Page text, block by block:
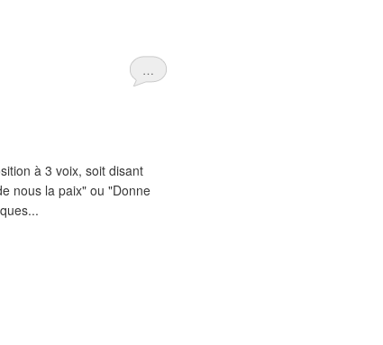
…
à 3 voix, soit disant
nous la paix" ou "Donne